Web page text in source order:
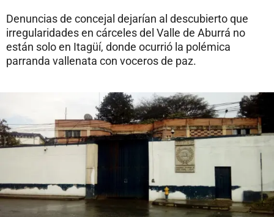
Denuncias de concejal dejarían al descubierto que
irregularidades en cárceles del Valle de Aburrá no
están solo en Itagüí, donde ocurrió la polémica
parranda vallenata con voceros de paz.